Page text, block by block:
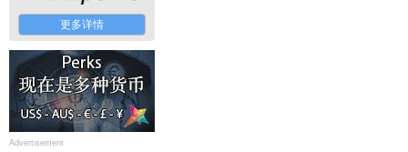
更多详情
Advertisement